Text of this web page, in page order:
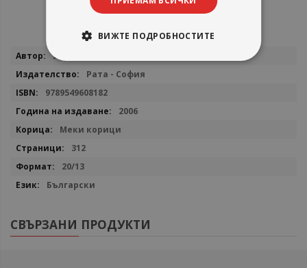
Повече
информация
Уилям Уортън
Рата - София
9789549608182
2006
Меки корици
312
20/13
Български
СВЪРЗАНИ ПРОДУКТИ
ВИЖТЕ ПОДРОБНОСТИТЕ